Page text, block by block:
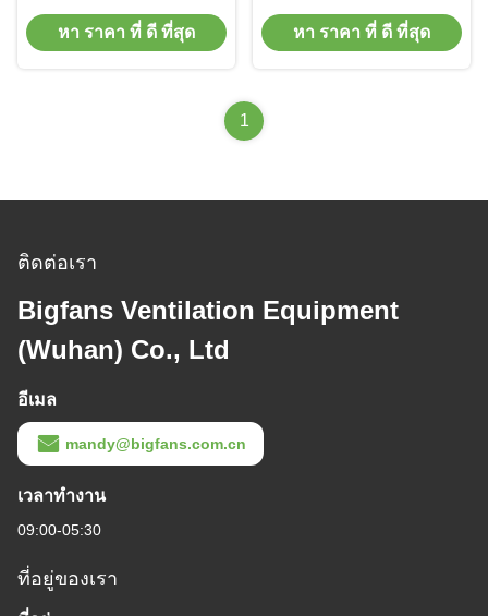
โนน ปรับความเร็วสูง
หา ราคา ที่ ดี ที่สุด
แต่งขนาด
หา ราคา ที่ ดี ที่สุด
1
ติดต่อเรา
Bigfans Ventilation Equipment
(Wuhan) Co., Ltd
อีเมล
mandy@bigfans.com.cn
เวลาทํางาน
09:00-05:30
ที่อยู่ของเรา